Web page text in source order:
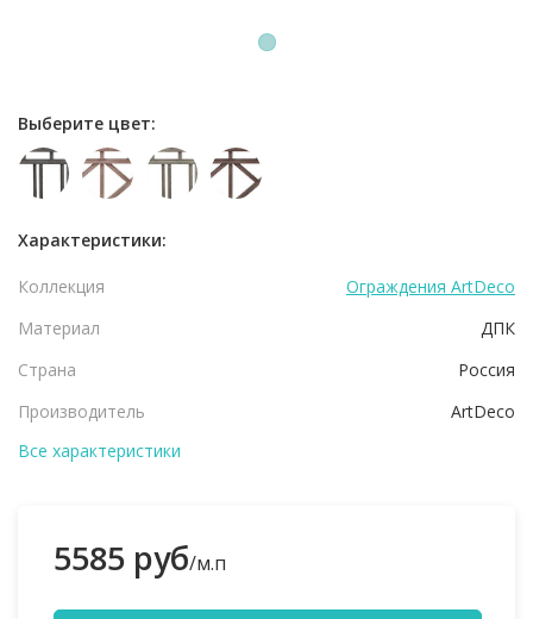
1
Выберите цвет:
Характеристики:
Коллекция
Ограждения ArtDeco
Материал
ДПК
Страна
Россия
Производитель
ArtDeco
Все характеристики
5585 руб/м.п